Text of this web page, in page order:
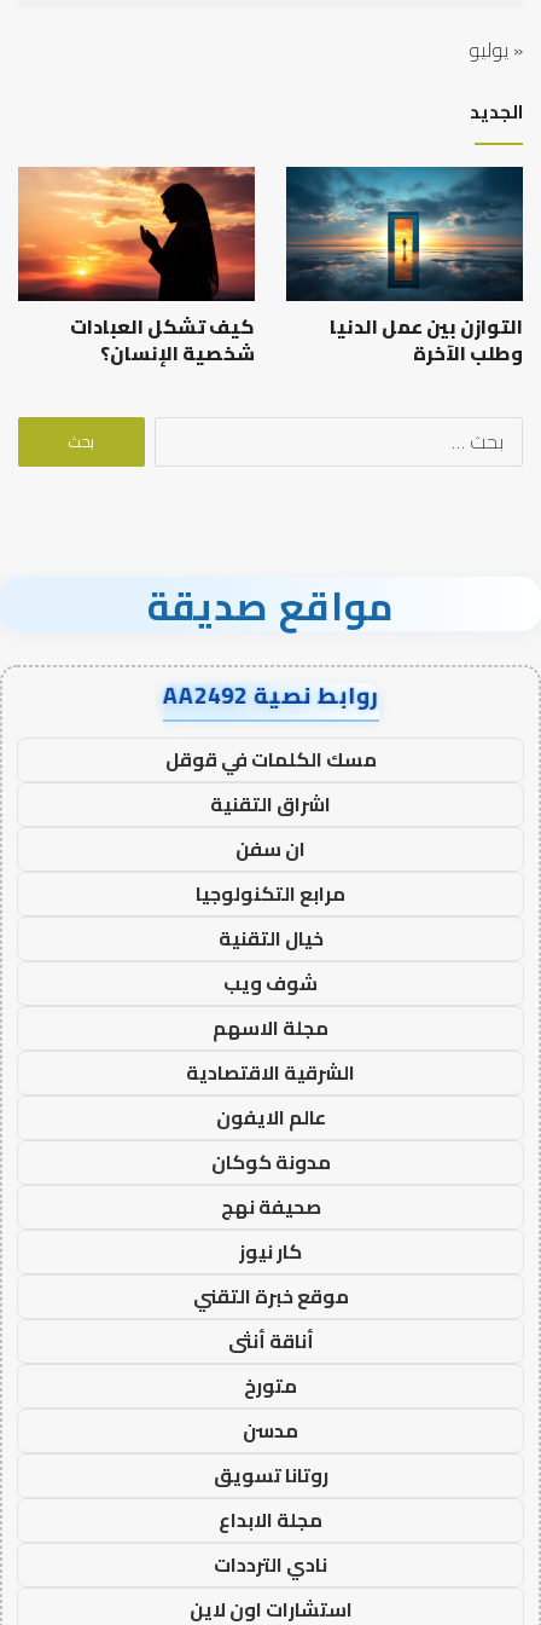
« يوليو
الجديد
التوازن بين عمل الدنيا
وطلب الآخرة
كيف تشكل العبادات
شخصية الإنسان؟
البحث
مواقع صديقة
روابط نصية AA2492
مسك الكلمات في قوقل
اشراق التقنية
ان سفن
مرابع التكنولوجيا
خيال التقنية
شوف ويب
مجلة الاسهم
الشرقية الاقتصادية
عالم الايفون
مدونة كوكان
صحيفة نهج
كار نيوز
موقع خبرة التقني
أناقة أنثى
متورخ
مدسن
روتانا تسويق
مجلة الابداع
نادي الترددات
استشارات اون لاين